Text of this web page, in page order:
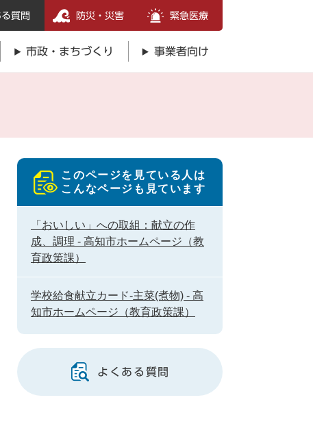
質問 防災・災害 緊急医療
市政・まちづくり 事業者向け
このページを見ている人は
こんなページも見ています
「おいしい」への取組：献立の作
成、調理 - 高知市ホームページ（教
育政策課）
学校給食献立カード-主菜(煮物) - 高
知市ホームページ（教育政策課）
よくある質問